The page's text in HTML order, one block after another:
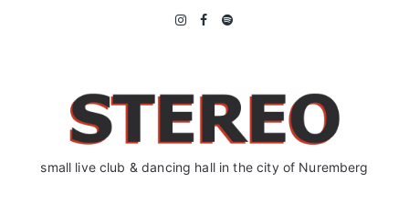
small live club & dancing hall in the city of Nuremberg